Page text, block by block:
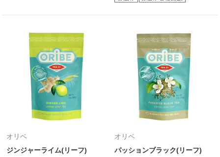
オリベ
ジンジャーライム(リーフ)
オリベ
パッションブラック(リーフ)